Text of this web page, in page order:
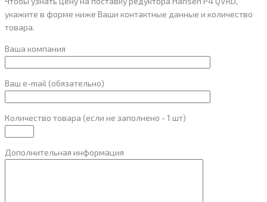
укажите в форме ниже Ваши контактные данные и количество
товара.
Ваша компания
Ваш e-mail (обязательно)
Количество товара (если не заполнено - 1 шт)
Дополнительная информация